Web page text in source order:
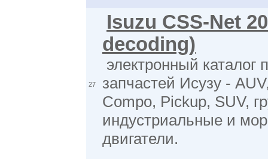
27
Isuzu CSS-Net
decoding)
электронный каталог
запчастей Исузу -
Compo, Pickup, SUV,
индустриальные и
двигатели.